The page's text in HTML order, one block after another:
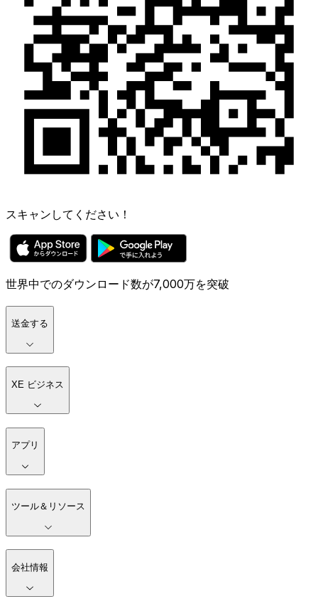
スキャンしてください！
世界中でのダウンロード数が7,000万を突破
送金する
XE ビジネス
アプリ
ツール＆リソース
会社情報